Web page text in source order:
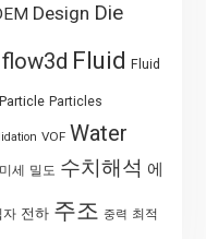
Design Die
flow3d Fluid Fluid
Particle Particles
VOF Water
미세 밀도 수치해석 에
자 전하 주조 중력 최적